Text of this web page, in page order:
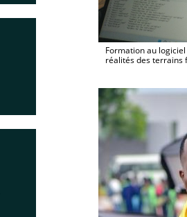
Formation au
réalités des terrains